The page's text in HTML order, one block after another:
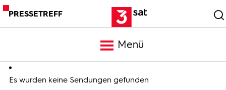
PRESSETREFF
Menü
Meldungen
Es wurden keine Sendungen gefunden